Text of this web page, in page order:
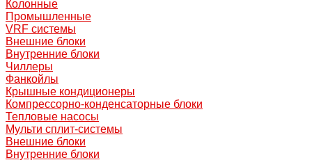
Колонные
Промышленные
VRF системы
Внешние блоки
Внутренние блоки
Чиллеры
Фанкойлы
Крышные кондиционеры
Компрессорно-конденсаторные блоки
Тепловые насосы
Мульти сплит-системы
Внешние блоки
Внутренние блоки